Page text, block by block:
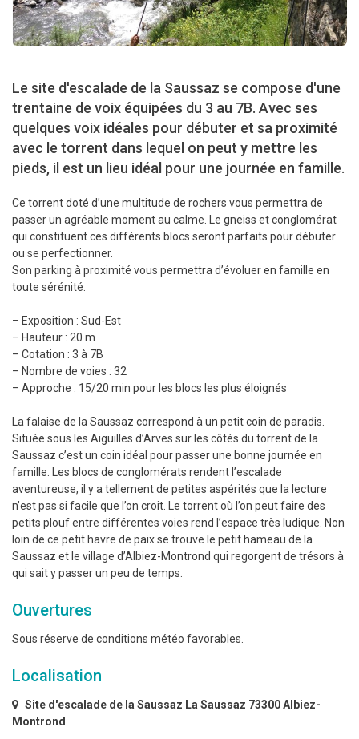
Le site d'escalade de la Saussaz se compose d'une
trentaine de voix équipées du 3 au 7B. Avec ses
quelques voix idéales pour débuter et sa proximité
avec le torrent dans lequel on peut y mettre les
pieds, il est un lieu idéal pour une journée en famille.
Ce torrent doté d’une multitude de rochers vous permettra de
passer un agréable moment au calme. Le gneiss et conglomérat
qui constituent ces différents blocs seront parfaits pour débuter
ou se perfectionner.
Son parking à proximité vous permettra d’évoluer en famille en
toute sérénité.
– Exposition : Sud-Est
– Hauteur : 20 m
– Cotation : 3 à 7B
– Nombre de voies : 32
– Approche : 15/20 min pour les blocs les plus éloignés
La falaise de la Saussaz correspond à un petit coin de paradis.
Située sous les Aiguilles d’Arves sur les côtés du torrent de la
Saussaz c’est un coin idéal pour passer une bonne journée en
famille. Les blocs de conglomérats rendent l’escalade
aventureuse, il y a tellement de petites aspérités que la lecture
n’est pas si facile que l’on croit. Le torrent où l’on peut faire des
petits plouf entre différentes voies rend l’espace très ludique. Non
loin de ce petit havre de paix se trouve le petit hameau de la
Saussaz et le village d’Albiez-Montrond qui regorgent de trésors à
qui sait y passer un peu de temps.
Ouvertures
Sous réserve de conditions météo favorables.
Localisation
Site d'escalade de la Saussaz La Saussaz 73300 Albiez-
Montrond